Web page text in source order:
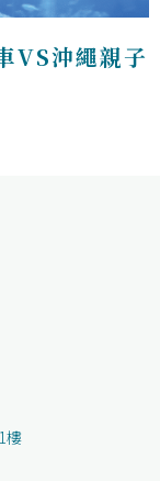
VS沖繩親子
樓